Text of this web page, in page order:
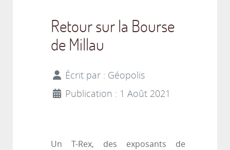
Retour sur la Bourse
de Millau
Écrit par : Géopolis
Publication : 1 Août 2021
Un T-Rex, des exposants de